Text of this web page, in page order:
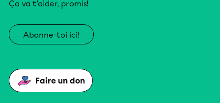
Ça va t’aider, promis!
Abonne-toi ici!
Faire un don